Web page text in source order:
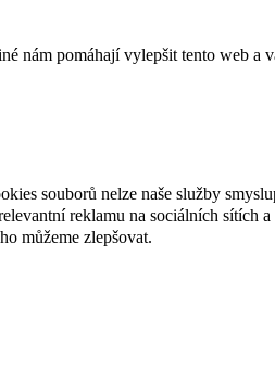
nám pomáhají vylepšit tento web a
souborů nelze naše služby
reklamu na sociálních sítích
můžeme zlepšovat.